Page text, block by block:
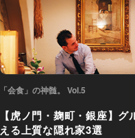
「会食」の神髄。 Vol.5
【虎ノ門・麹町・銀座】
える上質な隠れ家3選